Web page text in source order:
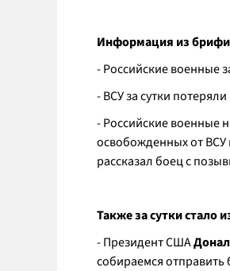
Информация из
- Российские военные
- ВСУ за сутки
- Российские военные
освобожденных от
рассказал боец с
Также за сутки стало
- Президент США
собираемся